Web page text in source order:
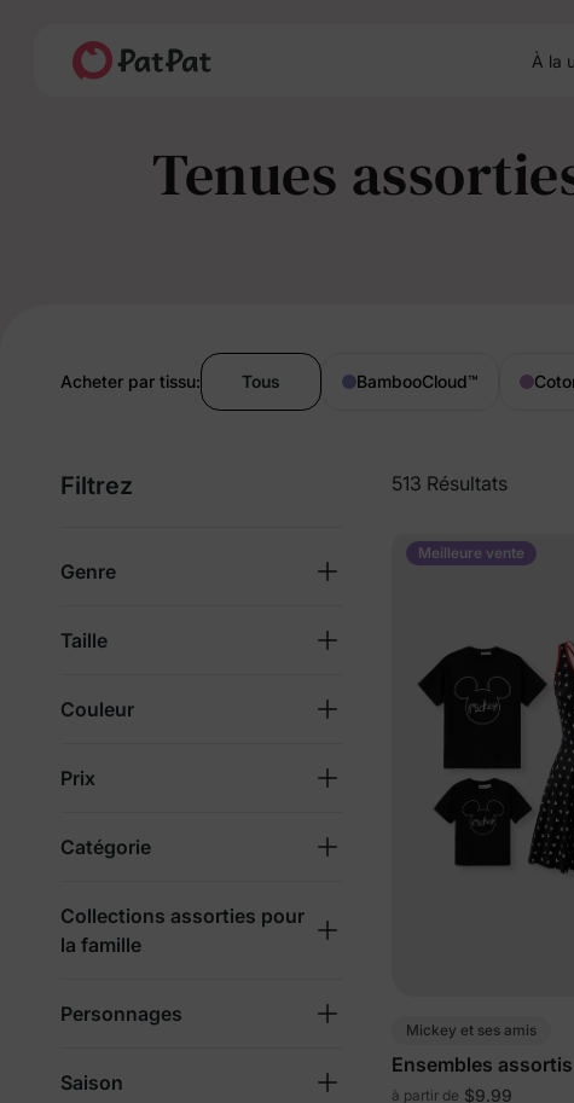
À la
Tenues
Acheter par tissu: Tous BambooCloud™
513 Résultats
Filtrez
Genre
Taille
Couleur
Prix
Catégorie
Collections assorties pour
la famille
Personnages
Saison
Meilleure vente
Mickey et ses amis
Ensembles
Mickey & ses amis
à partir de $9.99